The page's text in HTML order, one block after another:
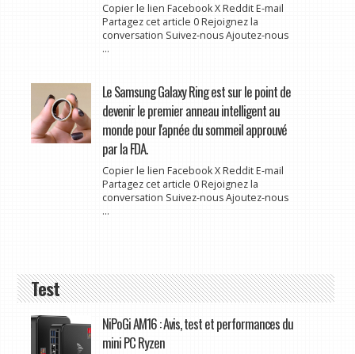
Copier le lien Facebook X Reddit E-mail
Partagez cet article 0 Rejoignez la
conversation Suivez-nous Ajoutez-nous
...
Le Samsung Galaxy Ring est sur le point de
devenir le premier anneau intelligent au
monde pour l'apnée du sommeil approuvé
par la FDA.
Copier le lien Facebook X Reddit E-mail
Partagez cet article 0 Rejoignez la
conversation Suivez-nous Ajoutez-nous
...
Test
NiPoGi AM16 : Avis, test et performances du
mini PC Ryzen